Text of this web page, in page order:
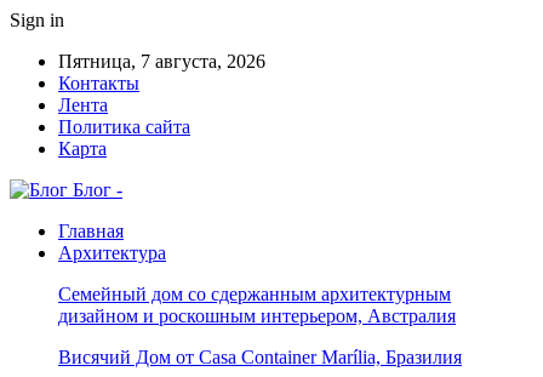
Sign in
Пятница, 7 августа, 2026
Контакты
Лента
Политика сайта
Карта
Блог -
Главная
Архитектура
Семейный дом со сдержанным архитектурным
дизайном и роскошным интерьером, Австралия
Висячий Дом от Casa Container Marília, Бразилия